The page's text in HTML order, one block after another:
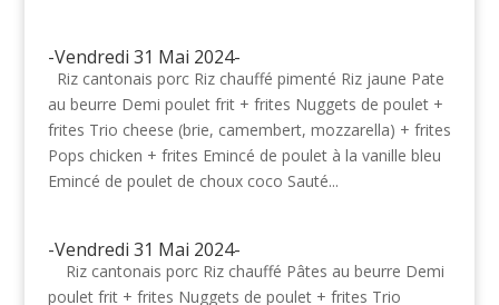
-Vendredi 31 Mai 2024-
Riz cantonais porc Riz chauffé pimenté Riz jaune Pate
au beurre Demi poulet frit + frites Nuggets de poulet +
frites Trio cheese (brie, camembert, mozzarella) + frites
Pops chicken + frites Emincé de poulet à la vanille bleu
Emincé de poulet de choux coco Sauté...
-Vendredi 31 Mai 2024-
Riz cantonais porc Riz chauffé Pâtes au beurre Demi
poulet frit + frites Nuggets de poulet + frites Trio